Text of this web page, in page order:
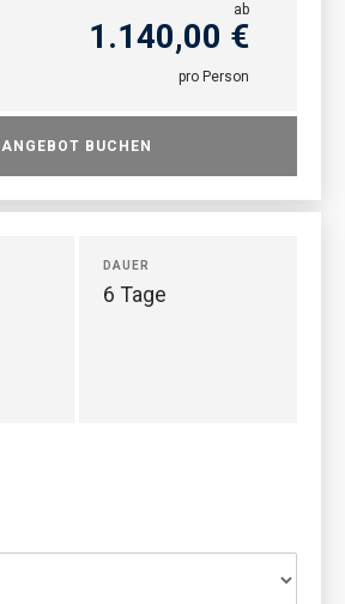
ab
1.140,00 €
pro Person
ANGEBOT BUCHEN
DAUER
6 Tage